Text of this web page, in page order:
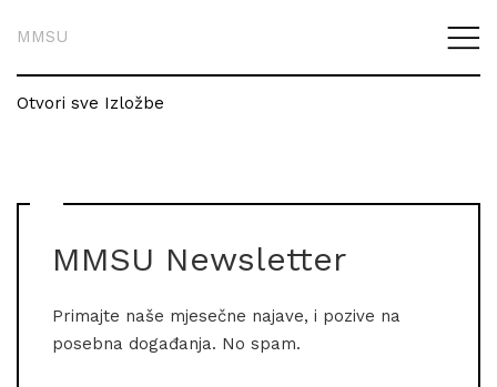
MMSU
Otvori sve Izložbe
MMSU Newsletter
Primajte naše mjesečne najave, i pozive na
posebna događanja. No spam.